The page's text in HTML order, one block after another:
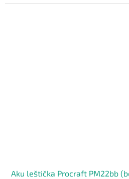
Aku leštička Procraft PM22bb